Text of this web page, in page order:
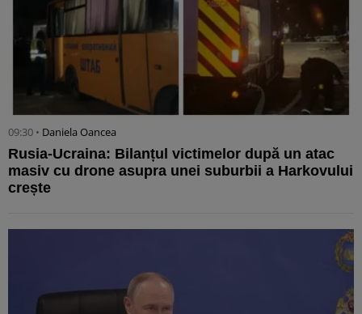
09:30 • Daniela Oancea
Rusia-Ucraina: Bilanțul victimelor după un atac
masiv cu drone asupra unei suburbii a Harkovului
crește